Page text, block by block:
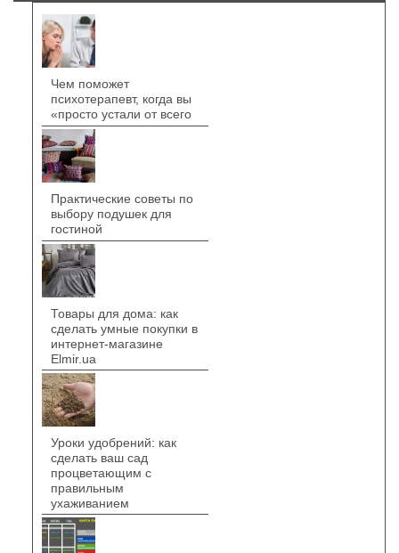
Чем поможет
психотерапевт, когда вы
«просто устали от всего
Практические советы по
выбору подушек для
гостиной
Товары для дома: как
сделать умные покупки в
интернет-магазине
Elmir.ua
Уроки удобрений: как
сделать ваш сад
процветающим с
правильным
ухаживанием